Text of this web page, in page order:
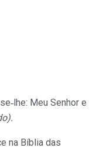
Meu Senhor e
na Bíblia das